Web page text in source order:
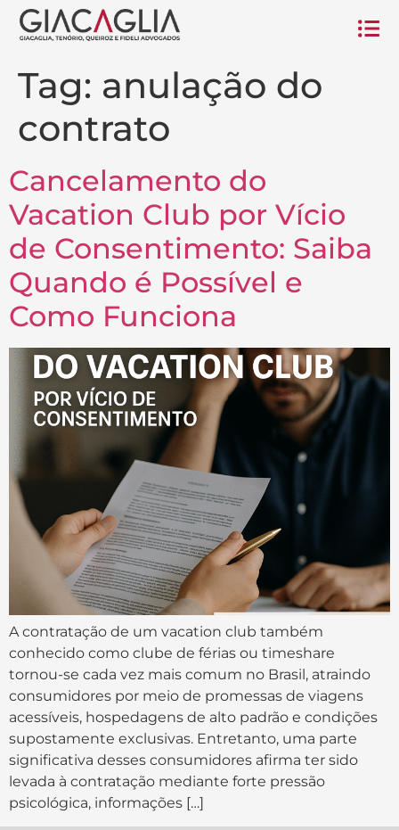
Tag: anulação do
contrato
Cancelamento do
Vacation Club por Vício
de Consentimento: Saiba
Quando é Possível e
Como Funciona
A contratação de um vacation club também
conhecido como clube de férias ou timeshare
tornou-se cada vez mais comum no Brasil, atraindo
consumidores por meio de promessas de viagens
acessíveis, hospedagens de alto padrão e condições
supostamente exclusivas. Entretanto, uma parte
significativa desses consumidores afirma ter sido
levada à contratação mediante forte pressão
psicológica, informações […]